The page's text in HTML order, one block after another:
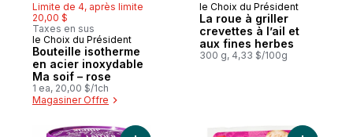
Limite de 4, après limite
20,00 $
Taxes en sus
Coup de cœur
le Choix du Président
Bouteille isotherme
en acier inoxydable
Ma soif – rose
1 ea, 20,00 $/1ch
Magasiner Offre
Coup de cœur
le Choix du Président
La roue à griller
crevettes à l’ail et
aux fines herbes
300 g, 4,33 $/100g